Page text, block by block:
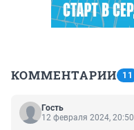
КОММЕНТАРИИ 11
Гость
12 февраля 2024, 20:50